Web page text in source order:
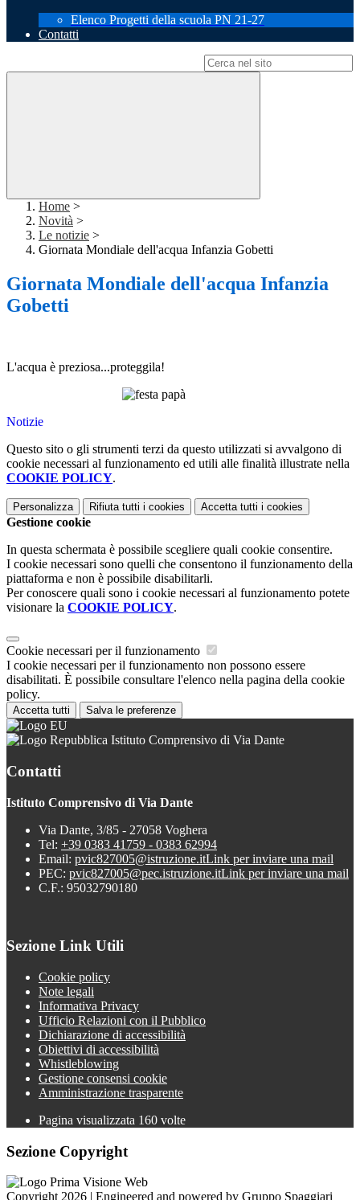
Elenco Progetti della scuola PN 21-27
Contatti
Home >
Novità >
Le notizie >
Giornata Mondiale dell'acqua Infanzia Gobetti
Giornata Mondiale dell'acqua Infanzia
Gobetti
L'acqua è preziosa...proteggila!
Notizie
Questo sito o gli strumenti terzi da questo utilizzati si avvalgono di
cookie necessari al funzionamento ed utili alle finalità illustrate nella
COOKIE POLICY.
Personalizza Rifiuta tutti i cookies Accetta tutti i cookies
Gestione cookie
In questa schermata è possibile scegliere quali cookie consentire.
I cookie necessari sono quelli che consentono il funzionamento della
piattaforma e non è possibile disabilitarli.
Per conoscere quali sono i cookie necessari al funzionamento potete
visionare la COOKIE POLICY.
Cookie necessari per il funzionamento
I cookie necessari per il funzionamento non possono essere
disabilitati. È possibile consultare l'elenco nella pagina della cookie
policy.
Accetta tutti Salva le preferenze
Istituto Comprensivo di Via Dante
Contatti
Istituto Comprensivo di Via Dante
Via Dante, 3/85 - 27058 Voghera
Tel: +39 0383 41759 - 0383 62994
Email: pvic827005@istruzione.itLink per inviare una mail
PEC: pvic827005@pec.istruzione.itLink per inviare una mail
C.F.: 95032790180
Sezione Link Utili
Cookie policy
Note legali
Informativa Privacy
Ufficio Relazioni con il Pubblico
Dichiarazione di accessibilità
Obiettivi di accessibilità
Whistleblowing
Gestione consensi cookie
Amministrazione trasparente
Pagina visualizzata 160 volte
Sezione Copyright
Copyright 2026 | Engineered and powered by Gruppo Spaggiari